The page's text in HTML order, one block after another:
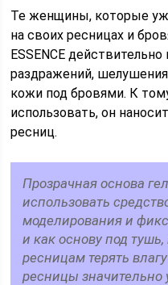
Те женщины, которые
на своих ресницах и
ESSENCE
раздражений,
кожи под бровями. К
использовать, он
ресниц.
Прозрачная основа
использовать
моделирования и
и как основу под
ресницам терять
ресницы значительно